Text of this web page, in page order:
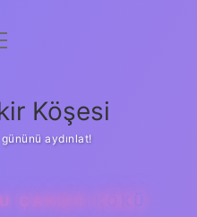
Köşesi
aydınlat!
ÇAKŞIR KÖKÜ